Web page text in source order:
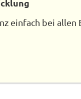
einfach bei allen